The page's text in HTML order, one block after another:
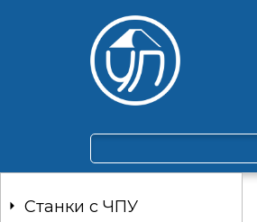
Станки c ЧПУ